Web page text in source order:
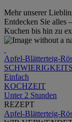
Mehr unserer
Entdecken Sie alles
Kuchen bis hin zu
Apfel-Blätterteig-
Einfach
KOCHZEIT
Unter 2 Stunden
REZEPT
Apfel-Blätterteig-